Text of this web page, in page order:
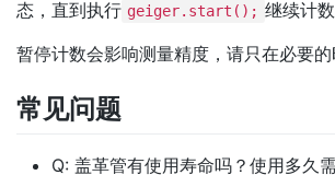
态，直到执行 geiger.start(); 继续计数
暂停计数会影响测量精度，请只在必要的
常见问题
Q: 盖革管有使用寿命吗？使用多久